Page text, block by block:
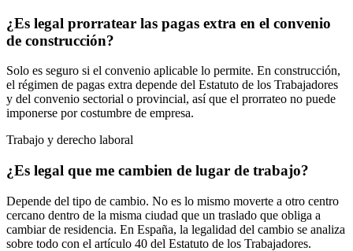
¿Es legal prorratear las pagas extra en el convenio
de construcción?
Solo es seguro si el convenio aplicable lo permite. En construcción,
el régimen de pagas extra depende del Estatuto de los Trabajadores
y del convenio sectorial o provincial, así que el prorrateo no puede
imponerse por costumbre de empresa.
Trabajo y derecho laboral
¿Es legal que me cambien de lugar de trabajo?
Depende del tipo de cambio. No es lo mismo moverte a otro centro
cercano dentro de la misma ciudad que un traslado que obliga a
cambiar de residencia. En España, la legalidad del cambio se analiza
sobre todo con el artículo 40 del Estatuto de los Trabajadores.